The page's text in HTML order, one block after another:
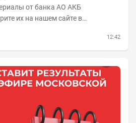
от банка АО АКБ
их на нашем сайте в
12:42